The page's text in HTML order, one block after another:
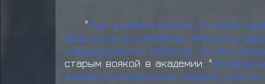
"Мир шиноби жесток. И чтобы
Ведь если ты проявишь жалость к
самую рукоять. Кажется, ты так
старым воякой в академии. "
малые противоречия говорят, что не